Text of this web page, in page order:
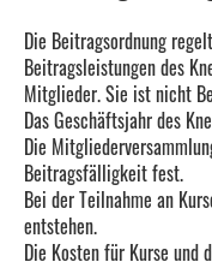
Die Beitragsordnung
Beitragsleistungen des
Mitglieder. Sie ist nicht
Das Geschäftsjahr des
Die
Beitragsfälligkeit fest.
Bei der Teilnahme an
entstehen.
Die Kosten für Kurse und